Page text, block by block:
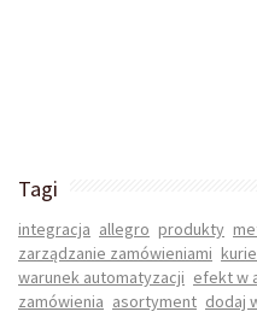
Tagi
integracja allegro produkty
zarządzanie zamówieniami
warunek automatyzacji efekt w
zamówienia asortyment dodaj